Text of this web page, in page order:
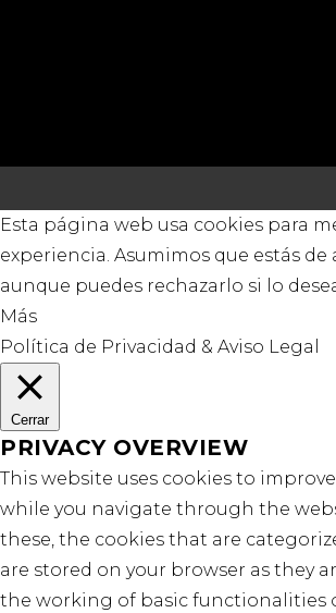
Esta página web usa cookies para
experiencia. Asumimos que estás
aunque puedes rechazarlo si lo
Más
Política de Privacidad & Aviso Legal
Cerrar
PRIVACY OVERVIEW
This website uses cookies to
while you navigate through the
these, the cookies that are
are stored on your browser as they
the working of basic functionalities